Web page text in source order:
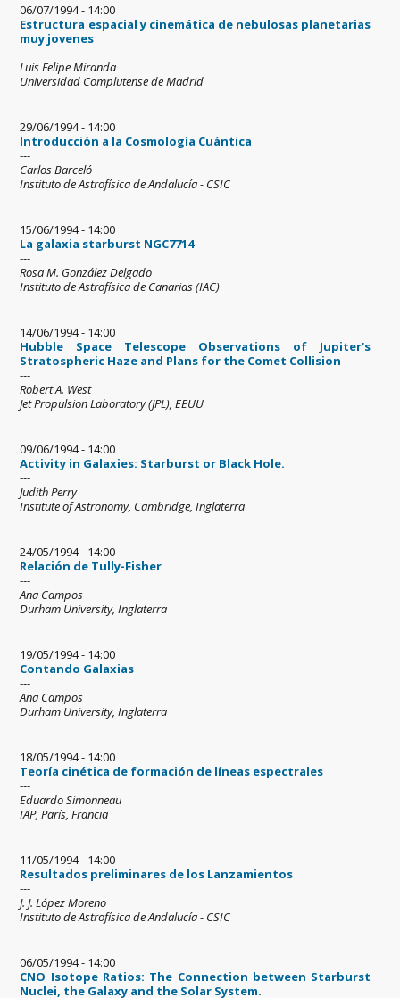
06/07/1994 - 14:00
Estructura espacial y cinemática de nebulosas planetarias
muy jovenes
---
Luis Felipe Miranda
Universidad Complutense de Madrid
29/06/1994 - 14:00
Introducción a la Cosmología Cuántica
---
Carlos Barceló
Instituto de Astrofísica de Andalucía - CSIC
15/06/1994 - 14:00
La galaxia starburst NGC7714
---
Rosa M. González Delgado
Instituto de Astrofísica de Canarias (IAC)
14/06/1994 - 14:00
Hubble Space Telescope Observations of Jupiter's
Stratospheric Haze and Plans for the Comet Collision
---
Robert A. West
Jet Propulsion Laboratory (JPL), EEUU
09/06/1994 - 14:00
Activity in Galaxies: Starburst or Black Hole.
---
Judith Perry
Institute of Astronomy, Cambridge, Inglaterra
24/05/1994 - 14:00
Relación de Tully-Fisher
---
Ana Campos
Durham University, Inglaterra
19/05/1994 - 14:00
Contando Galaxias
---
Ana Campos
Durham University, Inglaterra
18/05/1994 - 14:00
Teoría cinética de formación de líneas espectrales
---
Eduardo Simonneau
IAP, París, Francia
11/05/1994 - 14:00
Resultados preliminares de los Lanzamientos
---
J. J. López Moreno
Instituto de Astrofísica de Andalucía - CSIC
06/05/1994 - 14:00
CNO Isotope Ratios: The Connection between Starburst
Nuclei, the Galaxy and the Solar System.